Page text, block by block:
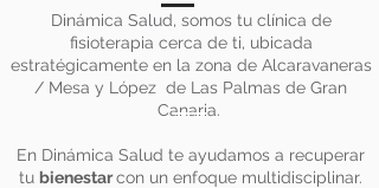
Dinámica Salud, somos tu clínica de
fisioterapia cerca de ti, ubicada
estratégicamente en la zona de Alcaravaneras
/ Mesa y López de Las Palmas de Gran
Canaria.
En Dinámica Salud te ayudamos a recuperar
tu bienestarcon un enfoque multidisciplinar.